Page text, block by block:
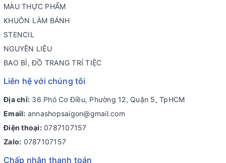
MÀU THỰC PHẨM
KHUÔN LÀM BÁNH
STENCIL
NGUYÊN LIỆU
BAO BÌ, ĐỒ TRANG TRÍ TIỆC
Liên hệ với chúng tôi
Địa chỉ: 36 Phó Cơ Điều, Phường 12, Quận 5, TpHCM
Email: annashopsaigon@gmail.com
Điện thoại: 0787107157
Zalo: 0787107157
Chấp nhận thanh toán